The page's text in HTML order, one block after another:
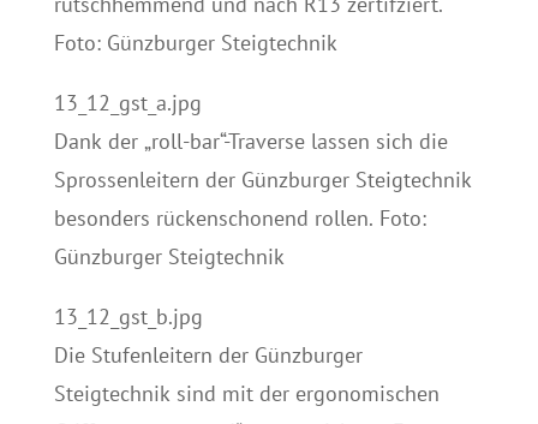
Foto: Günzburger Steigtechnik
13_12_gst_a.jpg
Dank der „roll-bar“-Traverse lassen sich die
Sprossenleitern der Günzburger Steigtechnik
besonders rückenschonend rollen. Foto:
Günzburger Steigtechnik
13_12_gst_b.jpg
Die Stufenleitern der Günzburger
Steigtechnik sind mit der ergonomischen